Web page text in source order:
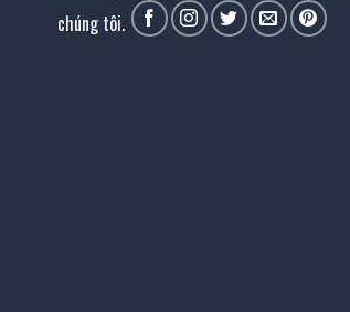
chúng tôi.